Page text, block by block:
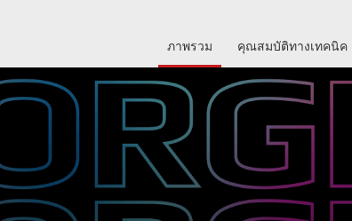
ภาพรวม คุณสมบัติทางเทคนิค